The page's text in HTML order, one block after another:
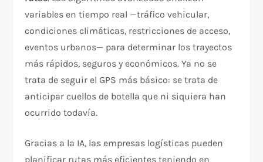
variables en tiempo real —tráfico vehicular,
condiciones climáticas, restricciones de acceso,
eventos urbanos— para determinar los trayectos
más rápidos, seguros y económicos. Ya no se
trata de seguir el GPS más básico: se trata de
anticipar cuellos de botella que ni siquiera han
ocurrido todavía.
Gracias a la IA, las empresas logísticas pueden
planificar rutas más eficientes teniendo en